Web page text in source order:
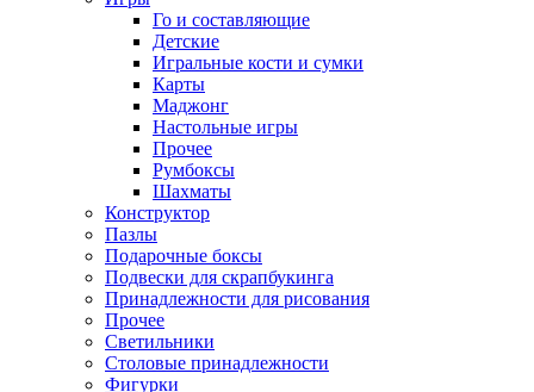
Го и составляющие
Детские
Игральные кости и сумки
Карты
Маджонг
Настольные игры
Прочее
Румбоксы
Шахматы
Конструктор
Пазлы
Подарочные боксы
Подвески для скрапбукинга
Принадлежности для рисования
Прочее
Светильники
Столовые принадлежности
Фигурки